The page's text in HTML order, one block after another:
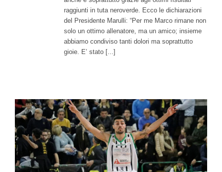
raggiunti in tuta neroverde. Ecco le dichiarazioni
del Presidente Marulli: “Per me Marco rimane non
solo un ottimo allenatore, ma un amico; insieme
abbiamo condiviso tanti dolori ma soprattutto
gioie. E’ stato [...]